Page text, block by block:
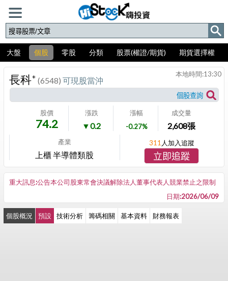
大盤 個股 零股 分類 股票(權證/期貨) 期貨選擇權
長科* (6548) 可現股當沖
股價
74.2
漲跌
▼0.2
漲幅
-0.27%
成交量
2,608張
產業
上櫃 半導體類股
本地時間:13:30
311 人加入追蹤
立即追蹤
重大訊息:公告本公司股東常會決議解除法人董事代表人競業禁止之限制
日期:2026/06/09
個股概況 預設 技術分析 籌碼相關 基本資料 財務報表